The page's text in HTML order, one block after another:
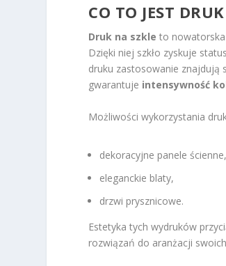
CO TO JEST
Druk na szkle to
Dzięki niej szkło zyskuje
druku zastosowanie znajdują
gwarantuje intensywność
Możliwości wykorzystania
dekoracyjne panele ścienne,
eleganckie blaty,
drzwi prysznicowe.
Estetyka tych wydruków
rozwiązań do aranżacji